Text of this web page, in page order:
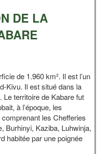
DE LA
de 1.960 km². Il est l’un
Kivu. Il est situé dans la
territoire de Kabare fut
à l’époque, les
comprenant les Chefferies
Burhinyi, Kaziba, Luhwinja,
habitée par une poignée